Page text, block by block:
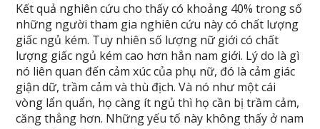
Kết quả nghiên cứu cho thấy có khoảng 40% trong số
những người tham gia nghiên cứu này có chất lượng
giấc ngủ kém. Tuy nhiên số lượng nữ giới có chất
lượng giấc ngủ kém cao hơn hẳn nam giới. Lý do là gì
nó liên quan đến cảm xúc của phụ nữ, đó là cảm giác
giận dữ, trầm cảm và thù địch. Và nó như một cái
vòng lẩn quẩn, họ càng ít ngủ thì họ cần bị trầm cảm,
căng thẳng hơn. Những yếu tố này không thấy ở nam